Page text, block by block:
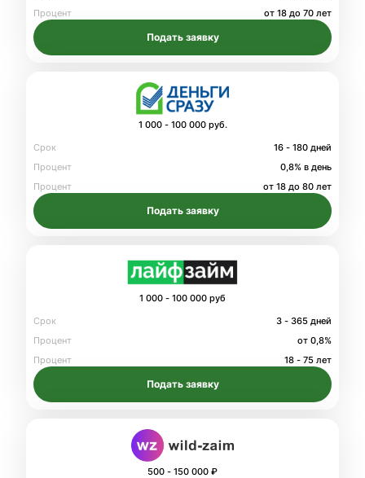
Процент
от 18 до 70 лет
Подать заявку
1 000 - 100 000 руб.
Срок
16 - 180 дней
Процент
0,8% в день
Процент
от 18 до 80 лет
Подать заявку
1 000 - 100 000 руб
Срок
3 - 365 дней
Процент
от 0,8%
Процент
18 - 75 лет
Подать заявку
500 - 150 000 ₽